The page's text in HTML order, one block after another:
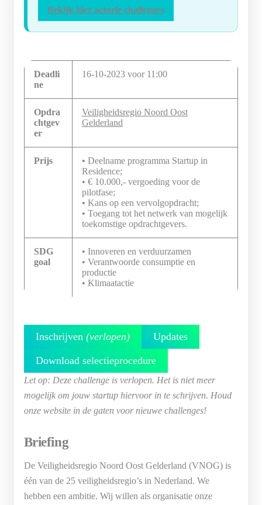
Bekijk hier actuele challenges
Deadli
ne
16-10-2023 voor 11:00
Opdra
chtgev
er
Veiligheidsregio Noord Oost
Gelderland
Prijs
• Deelname programma Startup in
Residence;
• € 10.000,- vergoeding voor de
pilotfase;
• Kans op een vervolgopdracht;
• Toegang tot het netwerk van mogelijk
toekomstige opdrachtgevers.
SDG
goal
• Innoveren en verduurzamen
• Verantwoorde consumptie en
productie
• Klimaatactie
Inschrijven (verlopen) Updates
Download selectieprocedure
Let op: Deze challenge is verlopen. Het is niet meer
mogelijk om jouw startup hiervoor in te schrijven. Houd
onze website in de gaten voor nieuwe challenges!
Briefing
De Veiligheidsregio Noord Oost Gelderland (VNOG) is
één van de 25 veiligheidsregio’s in Nederland. We
hebben een ambitie. Wij willen als organisatie onze